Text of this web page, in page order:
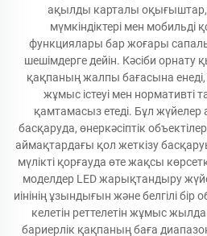
ақылды карталы
мүмкіндіктері мен мобильді
функциялары бар жоғары
шешімдерге дейін. Кәсіби орнату
қақпаның жалпы бағасына
жұмыс істеуі мен нормативті
қамтамасыз етеді. Бұл
басқаруда, өнеркәсіптік
аймақтардағы қол жеткізу
мүлікті қорғауда өте жақсы
моделдер LED жарықтандыру
иінінің ұзындығын және белгілі бір
келетін реттелетін жұмыс
бариерлік қақпаның баға